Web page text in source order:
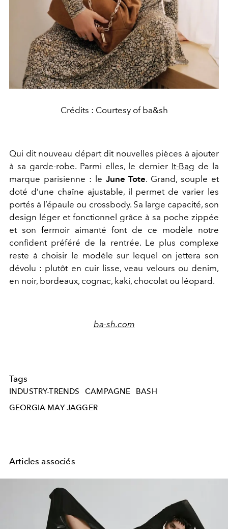
Crédits : Courtesy of ba&sh
Qui dit nouveau départ dit nouvelles pièces à ajouter
à sa garde-robe. Parmi elles, le dernier It-Bag de la
marque parisienne : le June Tote. Grand, souple et
doté d’une chaîne ajustable, il permet de varier les
portés à l’épaule ou crossbody. Sa large capacité, son
design léger et fonctionnel grâce à sa poche zippée
et son fermoir aimanté font de ce modèle notre
confident préféré de la rentrée. Le plus complexe
reste à choisir le modèle sur lequel on jettera son
dévolu : plutôt en cuir lisse, veau velours ou denim,
en noir, bordeaux, cognac, kaki, chocolat ou léopard.
ba-sh.com
Tags
INDUSTRY-TRENDS CAMPAGNE
BASH
GEORGIA MAY JAGGER
Articles associés